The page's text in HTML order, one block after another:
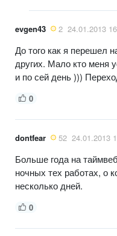
evgen43 2 24.01.2013
До того как я перешел
других. Мало кто меня
и по сей день )))
0
dontfear 52 24.01.2013
Больше года на
ночных тех работах, о
несколько дней.
0